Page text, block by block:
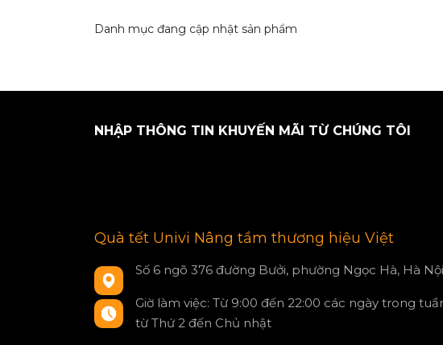
Danh mục đang cập nhật sản phẩm
NHẬP THÔNG TIN KHUYẾN MÃI TỪ CHÚNG TÔI
Quà tết Univi Nâng tầm thương hiệu Việt
Số 6 ngõ 376 đường Bưởi, phường Ngọc Hà, Hà Nội
Giờ làm việc: Từ 9:00 đến 22:00 các ngày trong
từ Thứ 2 đến Chủ nhật